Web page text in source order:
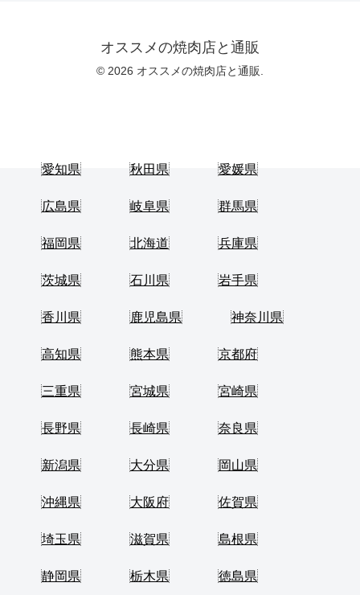
オススメの焼肉店と通販
© 2026 オススメの焼肉店と通販.
愛知県 秋田県 愛媛県
広島県 岐阜県 群馬県
福岡県 北海道 兵庫県
茨城県 石川県 岩手県
香川県 鹿児島県 神奈川県
高知県 熊本県 京都府
三重県 宮城県 宮崎県
長野県 長崎県 奈良県
新潟県 大分県 岡山県
沖縄県 大阪府 佐賀県
埼玉県 滋賀県 島根県
静岡県 栃木県 徳島県